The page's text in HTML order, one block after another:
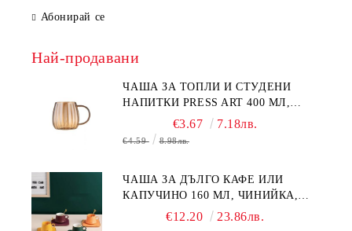
Абонирай се
Най-продавани
ЧАША ЗА ТОПЛИ И СТУДЕНИ
НАПИТКИ PRESS ART 400 МЛ,
БОРОСИЛИКАТНО СТЪКЛО
€3.67 7.18лв.
€4.59 8.98лв.
ЧАША ЗА ДЪЛГО КАФЕ ИЛИ
КАПУЧИНО 160 МЛ, ЧИНИЙКА,
ЛЪЖИЧКА GREEN, ORANGE LOVE
€12.20 23.86лв.